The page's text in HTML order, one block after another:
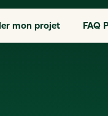
mon projet FAQ